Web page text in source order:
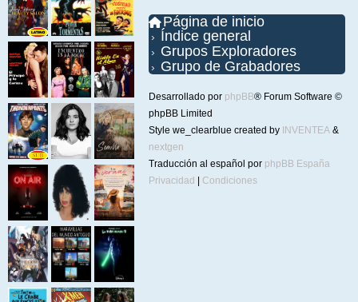
Página de inicio
Índice general
Grupos Exploradores
Grupo de Grabadores
Desarrollado por phpBB® Forum Software ©
phpBB Limited
Style we_clearblue created by INVENTEA &
nextgen
Traducción al español por phpBB España
Privacidad
Condiciones